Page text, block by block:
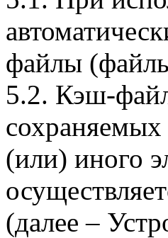
файлы
5.2. Кэш-
(или) иного
(далее –